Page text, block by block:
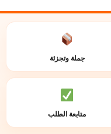
جملة وتجزئة
متابعة الطلب